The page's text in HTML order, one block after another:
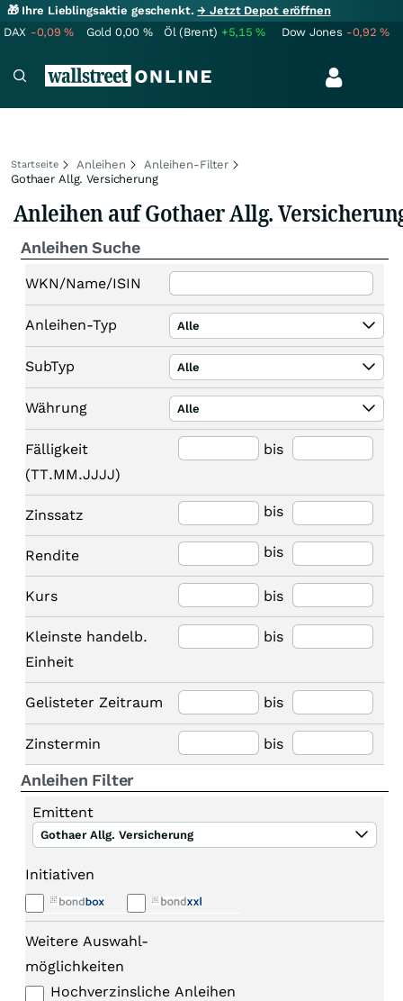
🎁 Ihre Lieblingsaktie geschenkt.→ Jetzt Depot eröffnen
DAX -0,09% Gold 0,00 % Öl (Brent) +5,15% Dow Jones -0,92%
Startseite Anleihen
Anleihen-Filter
Gothaer Allg. Versicherung
Anleihen auf Gothaer Allg.
Anleihen Suche
WKN/Name/ISIN
Anleihen-Typ Alle
SubTyp Alle
Währung Alle
Fälligkeit
(TT.MM.JJJJ)
bis
Zinssatz bis
Rendite bis
Kurs bis
Kleinste handelb.
Einheit
bis
Gelisteter Zeitraum bis
Zinstermin bis
Anleihen Filter
Emittent
Gothaer Allg. Versicherung
Initiativen
Weitere Auswahl-
möglichkeiten
Hochverzinsliche Anleihen